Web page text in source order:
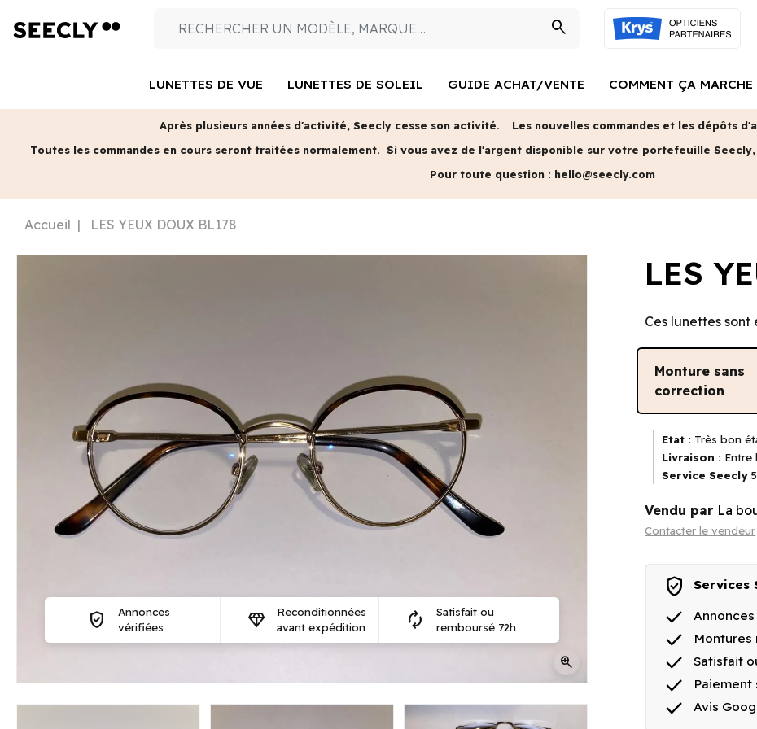
search
LUNETTES DE VUE LUNETTES DE SOLEIL GUIDE ACHAT/VENTE COMMENT ÇA MARCHE
Après plusieurs années d'activité, Seecly cesse son activité.
Les nouvelles commandes et les dépôts
Toutes les commandes en cours seront traitées normalement. Si vous avez de l'argent disponible sur votre portefeuille
Pour toute question : hello@seecly.com
Accueil LES YEUX DOUX BL178
zoom_in
verified_user
Annonces
vérifiées
diamond
Reconditionnées
avant expédition
autorenew
Satisfait ou
remboursé 72h
LES
Ces lunettes sont
Monture sans
correction
Etat : Très bon
Livraison : Entre
Service Seecly
Vendu par La
Contacter le vendeur
verified_user Services
done
done
done Satisfait
done Paiement
done Avis